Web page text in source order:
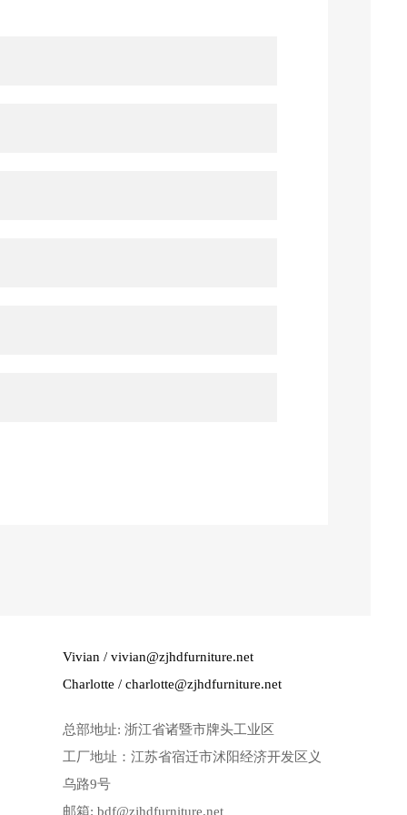
Vivian / vivian@zjhdfurniture.net
Charlotte / charlotte@zjhdfurniture.net
总部地址: 浙江省诸暨市牌头工业区
工厂地址：江苏省宿迁市沭阳经济开发区义
乌路9号
邮箱: bdf@zjhdfurniture.net